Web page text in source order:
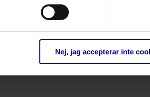
Nej, jag accepterar inte